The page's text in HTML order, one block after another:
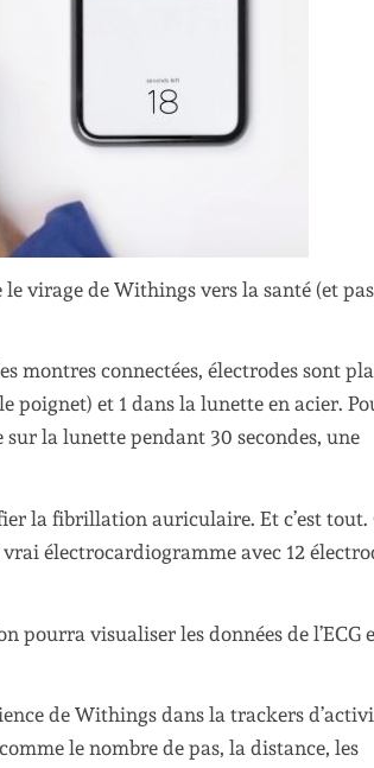
virage de Withings vers la santé (et
montres connectées, électrodes sont
poignet) et 1 dans la lunette en acier.
la lunette pendant 30 secondes, une
la fibrillation auriculaire. Et c’est tout.
électrocardiogramme avec 12
pourra visualiser les données de l’ECG
de Withings dans la trackers
le nombre de pas, la distance, les